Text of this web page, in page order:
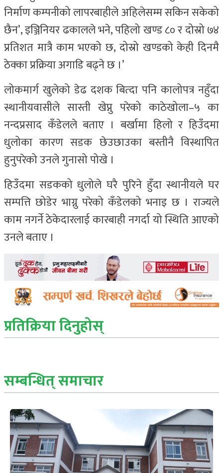
निर्माण कम्पनीको लापरबाहीले अहिलेसम्म सकिन सकेको
छैन’, इञ्जिनियर ढकालले भने, पहिलो खण्ड ८० र दोस्रो ७४
प्रतिशत मात्रै काम भएको छ, दोस्रो खण्डको केही दिनमै
ठेक्का प्रक्रिया अगाडि बढ्ने छ ।’
लोकमार्ग खुलेको डेढ दशक बित्दा पनि कालोपत्र नहुँदा
स्थानीयवासीले सास्ती खेप्नु परेको काठेखोला–५ का
नन्दप्रसाद कँडेलले बताए । बर्खामा हिलो र हिउँदमा
धुलोका कारण सडक छेउछाउका बस्तीनै विस्थापित
हुनुपरेको उनले गुनासो पोखे ।
हिउँदमा सडकको धुलोले घरै पुरिने हुँदा स्थानीयले घर
सम्पत्ति छोडेर भाग्नु परेको कँडेलको भनाइ छ । राज्यले
काम नगर्ने ठेकेदारलाई कारबाही नगर्दा यो स्थिति आएको
उनले बताए ।
प्रतिक्रिया दिनुहोस्
सम्बन्धित् समाचार